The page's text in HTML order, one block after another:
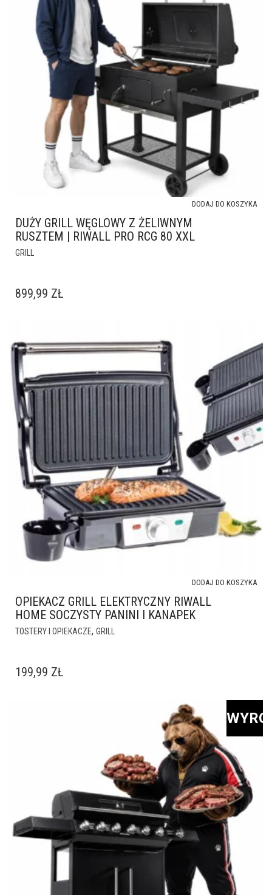
DUŻY GRILL WĘGLOWY Z ŻELIWNYM
RUSZTEM | RIWALL PRO RCG 80 XXL
GRILL
DODAJ DO KOSZYKA
899,99 ZŁ
OPIEKACZ GRILL ELEKTRYCZNY RIWALL
HOME SOCZYSTY PANINI I KANAPEK
TOSTERY I OPIEKACZE, GRILL
DODAJ DO KOSZYKA
199,99 ZŁ